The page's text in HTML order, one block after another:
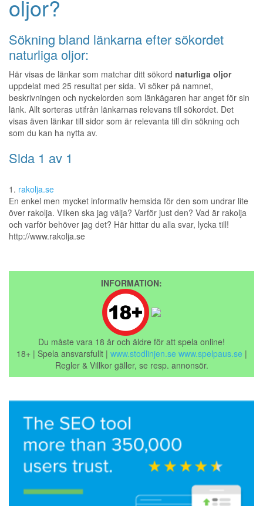
oljor?
Sökning bland länkarna efter sökordet
naturliga oljor:
Här visas de länkar som matchar ditt sökord naturliga oljor
uppdelat med 25 resultat per sida. Vi söker på namnet,
beskrivningen och nyckelorden som länkägaren har anget för sin
länk. Allt sorteras utifrån länkarnas relevans till sökordet. Det
visas även länkar till sidor som är relevanta till din sökning och
som du kan ha nytta av.
Sida 1 av 1
1. rakolja.se
En enkel men mycket informativ hemsida för den som undrar lite
över rakolja. Vilken ska jag välja? Varför just den? Vad är rakolja
och varför behöver jag det? Här hittar du alla svar, lycka till!
http://www.rakolja.se
INFORMATION:
Du måste vara 18 år och äldre för att spela online!
18+ | Spela ansvarsfullt | www.stodlinjen.se www.spelpaus.se |
Regler & Villkor gäller, se resp. annonsör.